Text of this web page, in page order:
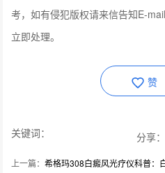
考，如有侵犯版权请来信告知E-
立即处理。
赞
关键词： 分享：
上一篇：希格玛308白癜风光疗仪科普：